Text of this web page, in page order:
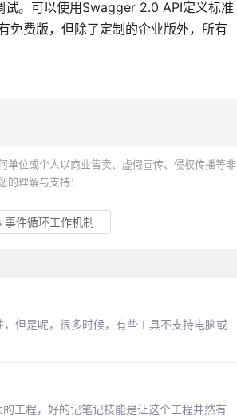
试。可以使用Swagger 2.0 API定义标准
免费版，但除了定制的企业版外，所有
单位或个人以商业售卖、虚假宣传、侵权传播等非
理解与支持！
件循环工作机制
但是呢，很多时候，有些工具不支持电脑或
工程，好的记笔记技能是让这个工程井然有